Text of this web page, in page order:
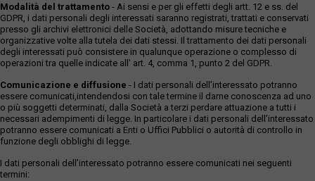
Modalità del trattamento - Ai sensi e per gli effetti degli artt. 12 e ss. del
GDPR, i dati personali degli interessati saranno registrati, trattati e conservati
presso gli archivi elettronici delle Società, adottando misure tecniche e
organizzative volte alla tutela dei dati stessi. Il trattamento dei dati personali
degli interessati può consistere in qualunque operazione o complesso di
operazioni tra quelle indicate all' art. 4, comma 1, punto 2 del GDPR.
Comunicazione e diffusione - I dati personali dell’interessato potranno
essere comunicati,intendendosi con tale termine il darne conoscenza ad uno
o più soggetti determinati, dalla Società a terzi perdare attuazione a tutti i
necessari adempimenti di legge. In particolare i dati personali dell’interessato
potranno essere comunicati a Enti o Uffici Pubblici o autorità di controllo in
funzione degli obblighi di legge.
I dati personali dell’interessato potranno essere comunicati nei seguenti
termini: